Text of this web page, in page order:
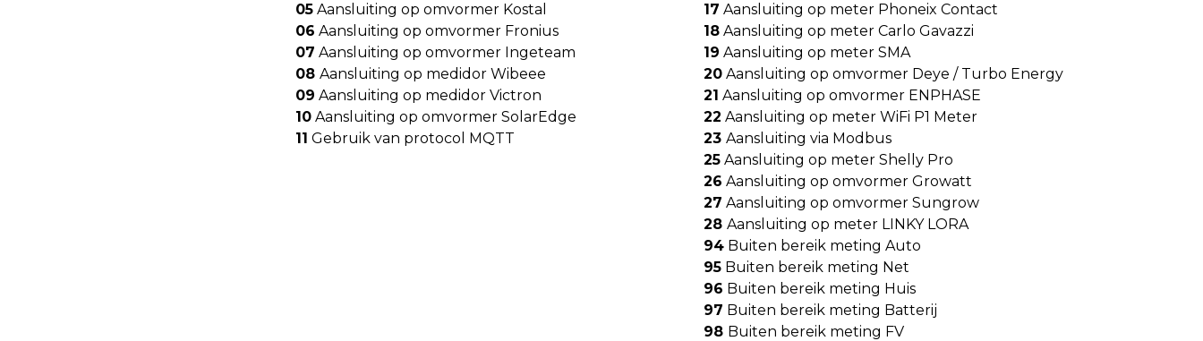
05 Aansluiting op omvormer Kostal
06 Aansluiting op omvormer Fronius
07 Aansluiting op omvormer Ingeteam
08 Aansluiting op medidor Wibeee
09 Aansluiting op medidor Victron
10 Aansluiting op omvormer SolarEdge
11 Gebruik van protocol MQTT
17 Aansluiting op meter Phoneix Contact
18 Aansluiting op meter Carlo Gavazzi
19 Aansluiting op meter SMA
20 Aansluiting op omvormer Deye / Turbo Energy
21 Aansluiting op omvormer ENPHASE
22 Aansluiting op meter WiFi P1 Meter
23 Aansluiting via Modbus
25 Aansluiting op meter Shelly Pro
26 Aansluiting op omvormer Growatt
27 Aansluiting op omvormer Sungrow
28 Aansluiting op meter LINKY LORA
94 Buiten bereik meting Auto
95 Buiten bereik meting Net
96 Buiten bereik meting Huis
97 Buiten bereik meting Batterij
98 Buiten bereik meting FV